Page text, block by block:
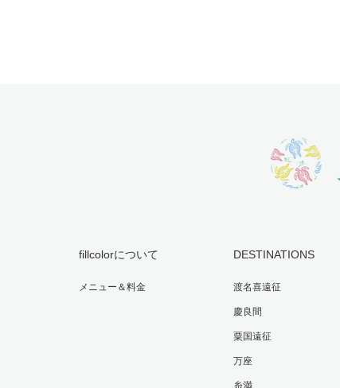
fillcolorについて
メニュー＆料金
DESTINATIONS
渡名喜遠征
慶良間
粟国遠征
万座
糸満